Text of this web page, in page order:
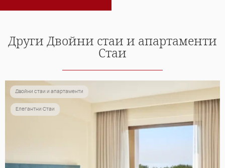
Други Двойни стаи и апартаменти
Стаи
Двойни стаи и апартаменти
Елегантни Стаи